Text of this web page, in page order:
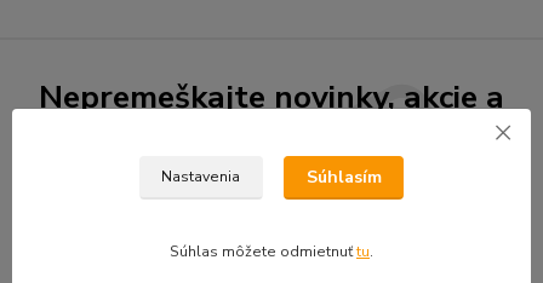
Nepremeškajte novinky, akcie a
spracovaním osobných údajov za účelom zasielania newslettera.
Nastavenia Súhlasím
Súhlas môžete odmietnuťtu.